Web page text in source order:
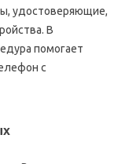
удостоверяющие,
В
помогает
с